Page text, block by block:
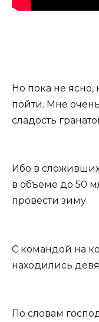
Но пока не ясно,
пойти. Мне
сладость
Ибо в
в объеме до 50
провести зиму.
С командой на
находились
По словам